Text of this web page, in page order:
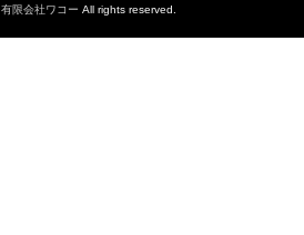
有限会社ワコー All rights reserved.